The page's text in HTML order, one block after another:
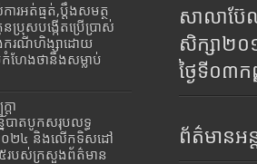
រអត់ធ្មត់,ប្ដឹងសមត្ថ
នប្រុសបង្កើតប្រើប្រាស់
ករណីហិង្សាដោយ
កំហែងថានឹងសម្លាប់
រា​
បាតបូកសរុបលទ្ធ
២០២៤ និងលើកទិសដៅ
២៥របស់​ក្រសួង​ព័ត៌មាន​
សាលាប៊ែ
សិក្សា២
ថ្ងៃទី០៣
ព័ត៌មានអន្